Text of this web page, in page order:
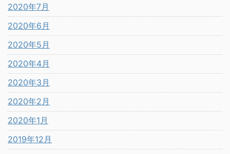
2020年7月
2020年6月
2020年5月
2020年4月
2020年3月
2020年2月
2020年1月
2019年12月